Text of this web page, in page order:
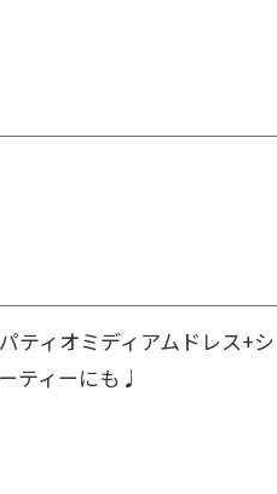
ティオミディアムドレス+
ティーにも♩